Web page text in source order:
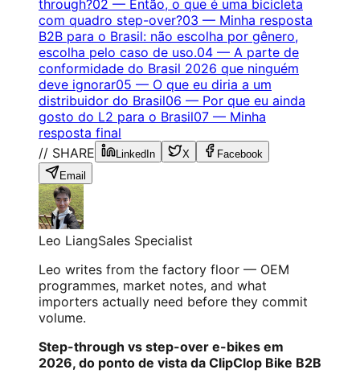
through?02 — Então, o que é uma bicicleta
com quadro step-over?03 — Minha resposta
B2B para o Brasil: não escolha por gênero,
escolha pelo caso de uso.04 — A parte de
conformidade do Brasil 2026 que ninguém
deve ignorar05 — O que eu diria a um
distribuidor do Brasil06 — Por que eu ainda
gosto do L2 para o Brasil07 — Minha
resposta final
// SHARE
LinkedIn X
Facebook
Email
Leo LiangSales Specialist
Leo writes from the factory floor — OEM
programmes, market notes, and what
importers actually need before they commit
volume.
Step-through vs step-over e-bikes em
2026, do ponto de vista da ClipClop Bike B2B